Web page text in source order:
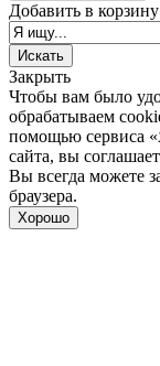
Добавить в корзину
Закрыть
Чтобы вам было
обрабатываем
помощью сервиса
сайта, вы
Вы всегда можете
браузера.
Хорошо